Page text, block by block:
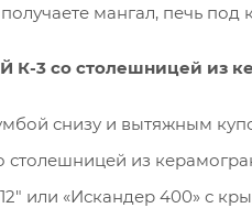
мангал, печь
К-3 со столешницей из
снизу и вытяжным
столешницей из
или «Искандер 400» с